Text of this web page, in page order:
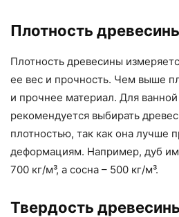
Плотность
Плотность древесины
ее вес и прочность. Чем выше
и прочнее материал. Для
рекомендуется выбирать
плотностью, так как она лучше
деформациям. Например, дуб
700 кг/м³, а сосна – 500 кг/м³.
Твердость